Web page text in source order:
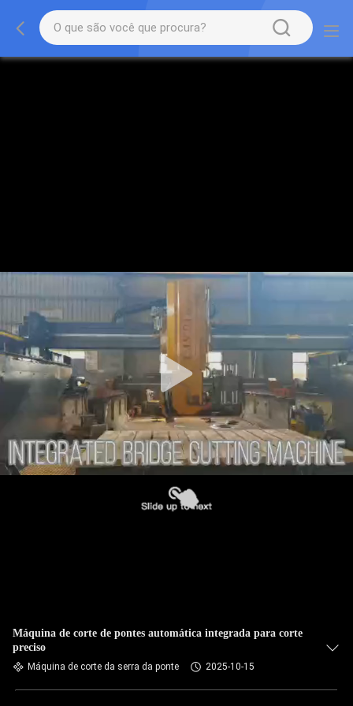
Máquina de corte de pontes automática integrada para corte
preciso
Máquina de corte da serra da ponte 2025-10-15